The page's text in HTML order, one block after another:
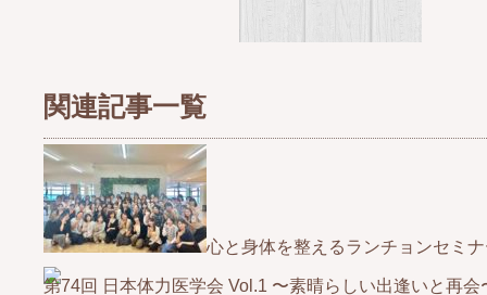
関連記事一覧
心と身体を整えるランチョンセミ